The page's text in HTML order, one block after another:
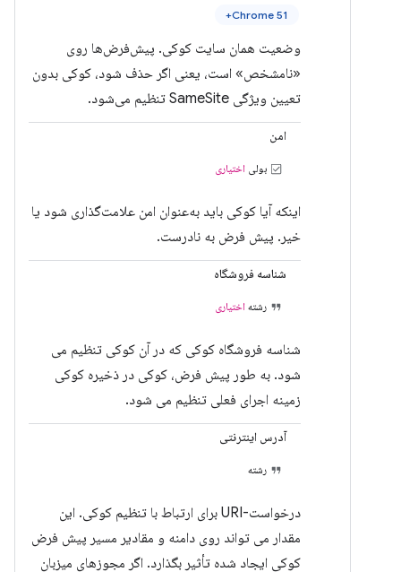
Chrome 51+
وضعیت همان سایت کوکی. پیش‌فرض‌ها روی
«نامشخص» است، یعنی اگر حذف شود، کوکی بدون
تعیین ویژگی SameSite تنظیم می‌شود.
امن
بولی اختیاری
اینکه آیا کوکی باید به‌عنوان امن علامت‌گذاری شود یا
خیر. پیش فرض به نادرست.
شناسه فروشگاه
رشته اختیاری
شناسه فروشگاه کوکی که در آن کوکی تنظیم می
شود. به طور پیش فرض، کوکی در ذخیره کوکی
زمینه اجرای فعلی تنظیم می شود.
آدرس اینترنتی
رشته
درخواست-URI برای ارتباط با تنظیم کوکی. این
مقدار می تواند روی دامنه و مقادیر مسیر پیش فرض
کوکی ایجاد شده تأثیر بگذارد. اگر مجوزهای میزبان